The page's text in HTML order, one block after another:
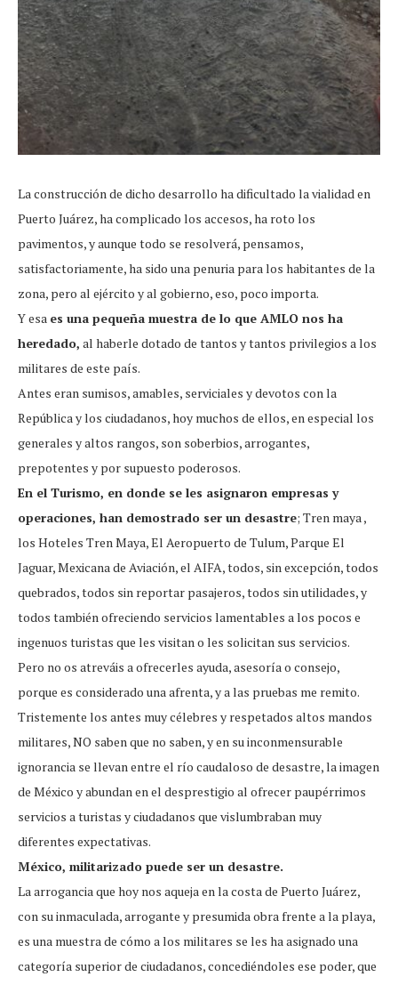
La construcción de dicho desarrollo ha dificultado la vialidad en
Puerto Juárez, ha complicado los accesos, ha roto los
pavimentos, y aunque todo se resolverá, pensamos,
satisfactoriamente, ha sido una penuria para los habitantes de la
zona, pero al ejército y al gobierno, eso, poco importa.
Y esa es una pequeña muestra de lo que AMLO nos ha
heredado, al haberle dotado de tantos y tantos privilegios a los
militares de este país.
Antes eran sumisos, amables, serviciales y devotos con la
República y los ciudadanos, hoy muchos de ellos, en especial los
generales y altos rangos, son soberbios, arrogantes,
prepotentes y por supuesto poderosos.
En el Turismo, en donde se les asignaron empresas y
operaciones, han demostrado ser un desastre; Tren maya ,
los Hoteles Tren Maya, El Aeropuerto de Tulum, Parque El
Jaguar, Mexicana de Aviación, el AIFA, todos, sin excepción, todos
quebrados, todos sin reportar pasajeros, todos sin utilidades, y
todos también ofreciendo servicios lamentables a los pocos e
ingenuos turistas que les visitan o les solicitan sus servicios.
Pero no os atreváis a ofrecerles ayuda, asesoría o consejo,
porque es considerado una afrenta, y a las pruebas me remito.
Tristemente los antes muy célebres y respetados altos mandos
militares, NO saben que no saben, y en su inconmensurable
ignorancia se llevan entre el río caudaloso de desastre, la imagen
de México y abundan en el desprestigio al ofrecer paupérrimos
servicios a turistas y ciudadanos que vislumbraban muy
diferentes expectativas.
México, militarizado puede ser un desastre.
La arrogancia que hoy nos aqueja en la costa de Puerto Juárez,
con su inmaculada, arrogante y presumida obra frente a la playa,
es una muestra de cómo a los militares se les ha asignado una
categoría superior de ciudadanos, concediéndoles ese poder, que